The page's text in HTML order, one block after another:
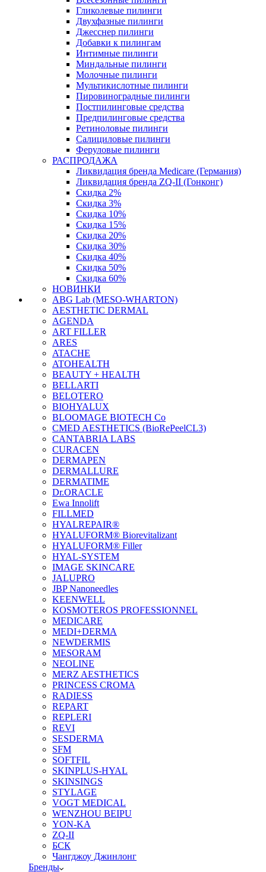
Гликолевые пилинги
Двухфазные пилинги
Джесснер пилинги
Добавки к пилингам
Интимные пилинги
Миндальные пилинги
Молочные пилинги
Мультикислотные пилинги
Пировиноградные пилинги
Постпилинговые средства
Предпилинговые средства
Ретиноловые пилинги
Салициловые пилинги
Феруловые пилинги
РАСПРОДАЖА
Ликвидация бренда Medicare (Германия)
Ликвидация бренда ZQ-II (Гонконг)
Скидка 2%
Скидка 3%
Скидка 10%
Скидка 15%
Скидка 20%
Скидка 30%
Скидка 40%
Скидка 50%
Скидка 60%
НОВИНКИ
ABG Lab (MESO-WHARTON)
AESTHETIC DERMAL
AGENDA
ART FILLER
ARES
ATACHE
ATOHEALTH
BEAUTY + HEALTH
BELLARTI
BELOTERO
BIOHYALUX
BLOOMAGE BIOTECH Co
CMED AESTHETICS (BioRePeelCL3)
CANTABRIA LABS
CURACEN
DERMAPEN
DERMALLURE
DERMATIME
Dr.ORACLE
Ewa Innolift
FILLMED
НYALREPAIR®
HYALUFORM® Biorevitalizant
HYALUFORM® Filler
HYAL-SYSTEM
IMAGE SKINCARE
JALUPRO
JBP Nanoneedles
KEENWELL
KOSMOTEROS PROFESSIONNEL
MEDICARE
MEDI+DERMA
NEWDERMIS
MESORAM
NEOLINE
MERZ AESTHETICS
PRINCESS CROMA
RADIESS
REPART
REPLERI
REVI
SESDERMA
SFM
SOFTFIL
SKINPLUS-HYAL
SKINSINGS
STYLAGE
VOGT MEDICAL
WENZHOU BEIPU
YON-KA
ZQ-II
БСК
Чангджоу Джинлонг
Бренды